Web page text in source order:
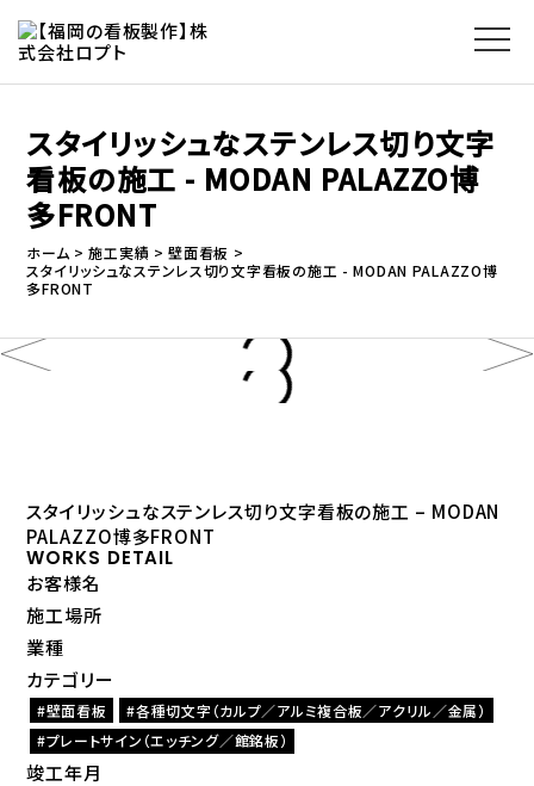
スタイリッシュなステンレス切り文字
看板の施工 - MODAN PALAZZO博
多FRONT
ホーム 施工実績
壁面看板
スタイリッシュなステンレス切り文字看板の施工 - MODAN PALAZZO博
多FRONT
スタイリッシュなステンレス切り文字看板の施工 – MODAN
PALAZZO博多FRONT
WORKS DETAIL
お客様名
施工場所
業種
カテゴリー
壁面看板
各種切文字（カルプ／アルミ複合板／アクリル／金属）
プレートサイン（エッチング／館銘板）
竣工年月